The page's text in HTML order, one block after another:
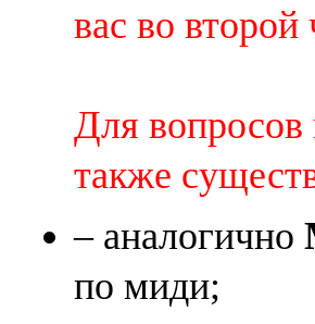
вас во
Для вопросов
также
– аналогично
по миди;